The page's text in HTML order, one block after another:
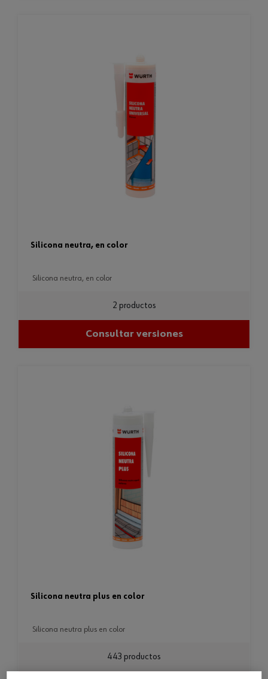
silicona neutra, en color
silicona neutra, en color
2 productos
Consultar versiones
silicona neutra plus en color
silicona neutra plus en color
443 productos